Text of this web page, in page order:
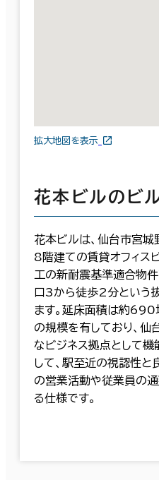
拡大地図を表示
花本ビルのビ
花本ビルは、仙台市宮
8階建ての賃貸オフィス
工の新耐震基準適合物件
口3から徒歩2分という
ます。延床面積は約
の規模を有しており、仙
なビジネス拠点として機
して、駅至近の視認性と
の営業活動や従業員の
る仕様です。